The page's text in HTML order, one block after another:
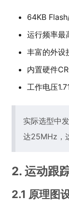
64KB
运行频率最
丰富的外设
内置硬件
工作电压
实际选型中
达25MHz，
2. 运动跟
2.1 原理图